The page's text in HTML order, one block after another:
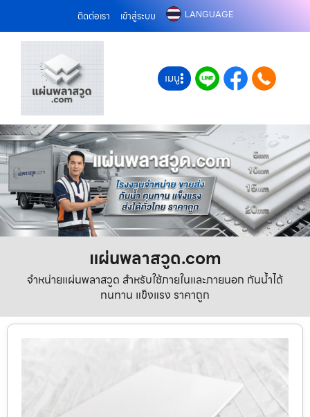
ติดต่อเรา เข้าสู่ระบบ LANGUAGE
เมนู
แผ่นพลาสวูด.com
จำหน่ายแผ่นพลาสวูด สำหรับใช้ภายในและภายนอก กันน้ำได้
ทนทาน แข็งแรง ราคาถูก